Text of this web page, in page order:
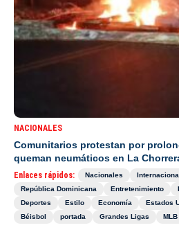
NACIONALES
Comunitarios protestan por
queman neumáticos en La
Enlaces rápidos: Nacionales
República Dominicana
Entretenimiento
Deportes
Estilo Economía Estados
Béisbol
portada Grandes Ligas MLB